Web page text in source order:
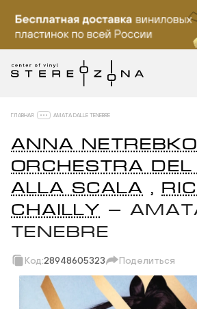
ГЛАВНАЯ AMATA DALLE TENEBRE
ANNA NETREBKO
ORCHESTRA DEL
ALLA SCALA ,
CHAILLY —
TENEBRE
Код:28948605323 Поделиться
Скопировать ссылку
Вотсап